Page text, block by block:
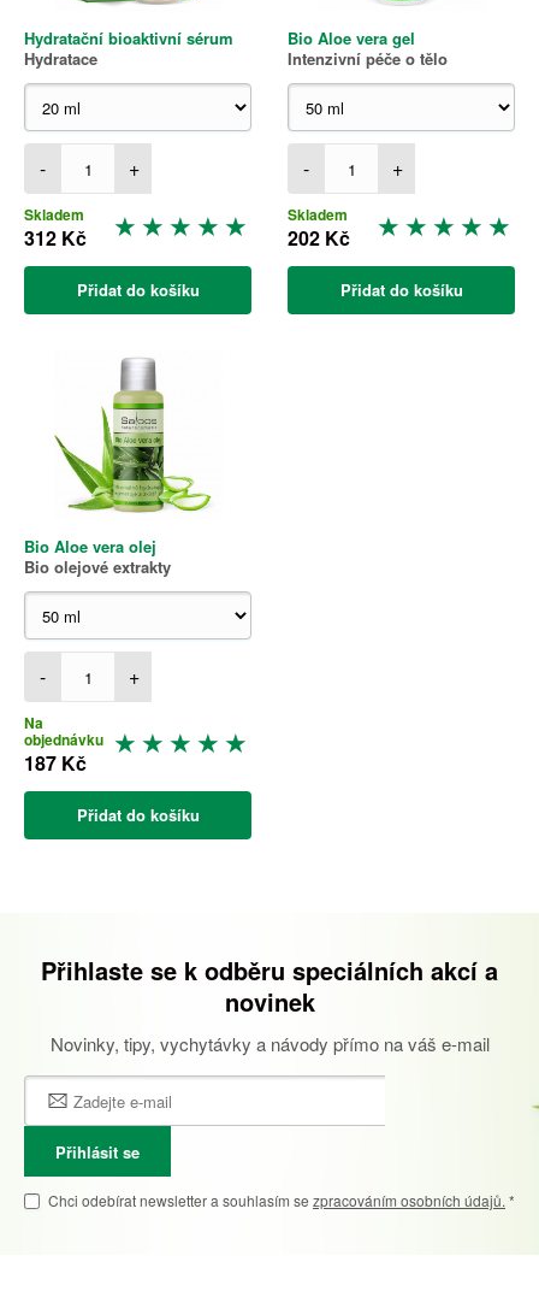
Hydratační bioaktivní sérum
Hydratace
- +
Skladem
312 Kč
Přidat do košíku
Bio Aloe vera gel
Intenzivní péče o tělo
- +
Skladem
202 Kč
Přidat do košíku
Bio Aloe vera olej
Bio olejové extrakty
- +
Na
objednávku
187 Kč
Přidat do košíku
Přihlaste se k odběru speciálních akcí a
novinek
Novinky, tipy, vychytávky a návody přímo na váš e-mail
Přihlásit se
Chci odebírat newsletter a souhlasím se zpracováním osobních údajů. *